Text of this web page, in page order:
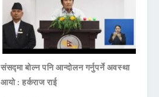
संसद्मा बोल्न पनि आन्दोलन गर्नुपर्ने अवस्था
आयो : हर्कराज राई